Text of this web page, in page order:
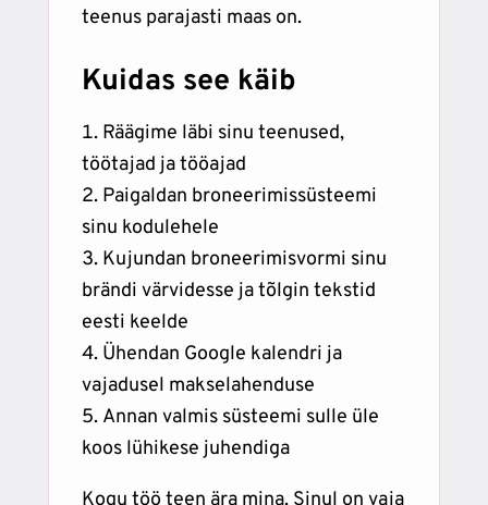
teenus parajasti maas on.
Kuidas see käib
Räägime läbi sinu teenused,
töötajad ja tööajad
Paigaldan broneerimissüsteemi
sinu kodulehele
Kujundan broneerimisvormi sinu
brändi värvidesse ja tõlgin tekstid
eesti keelde
Ühendan Google kalendri ja
vajadusel makselahenduse
Annan valmis süsteemi sulle üle
koos lühikese juhendiga